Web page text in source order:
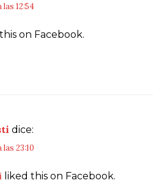
12:54
on Facebook.
dice:
23:10
liked this on Facebook.